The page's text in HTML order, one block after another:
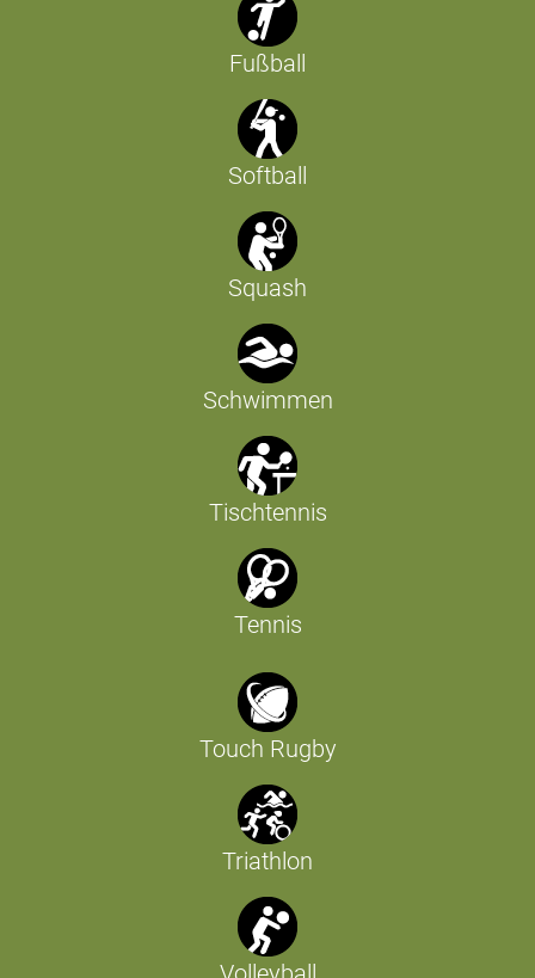
Fußball
Softball
Squash
Schwimmen
Tischtennis
Tennis
Touch Rugby
Triathlon